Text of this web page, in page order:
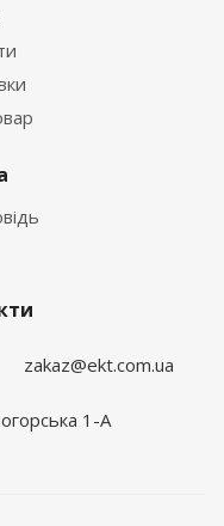
zakaz@ekt.com.ua
1-А